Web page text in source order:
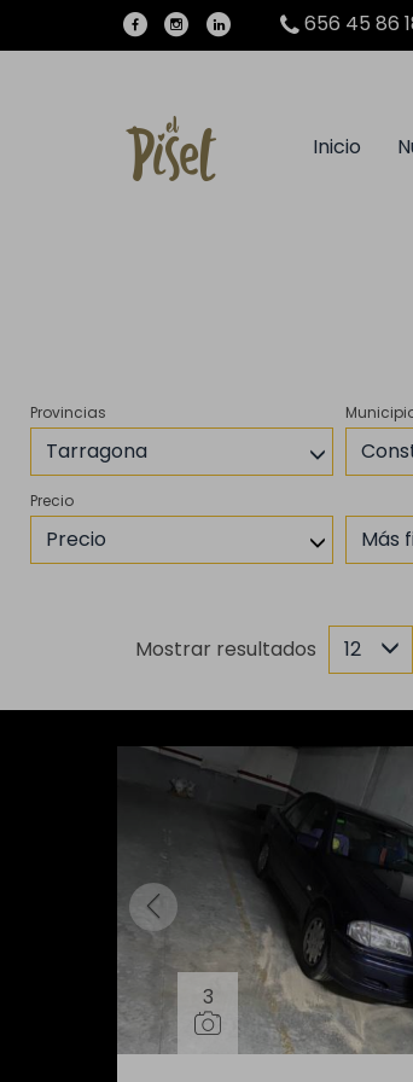
656 45 86
Inicio
Provincias
Tarragona
Precio
Precio Más
Mostrar resultados 12
3